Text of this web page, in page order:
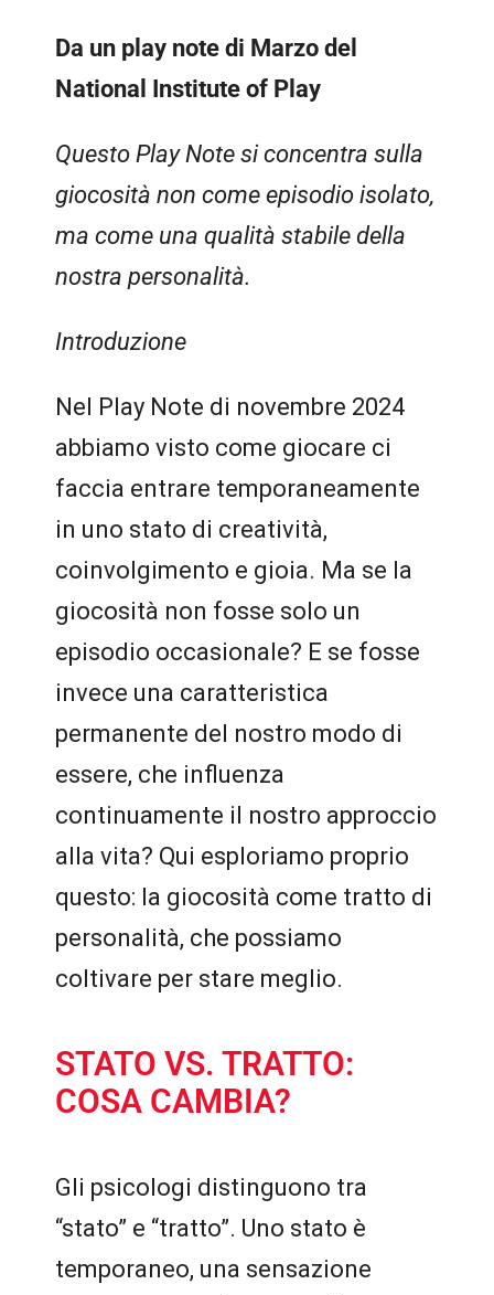
Da un play note di Marzo del
National Institute of Play
Questo Play Note si concentra sulla
giocosità non come episodio isolato,
ma come una qualità stabile della
nostra personalità.
Introduzione
Nel Play Note di novembre 2024
abbiamo visto come giocare ci
faccia entrare temporaneamente
in uno stato di creatività,
coinvolgimento e gioia. Ma se la
giocosità non fosse solo un
episodio occasionale? E se fosse
invece una caratteristica
permanente del nostro modo di
essere, che influenza
continuamente il nostro approccio
alla vita? Qui esploriamo proprio
questo: la giocosità come tratto di
personalità, che possiamo
coltivare per stare meglio.
STATO VS. TRATTO:
COSA CAMBIA?
Gli psicologi distinguono tra
“stato” e “tratto”. Uno stato è
temporaneo, una sensazione